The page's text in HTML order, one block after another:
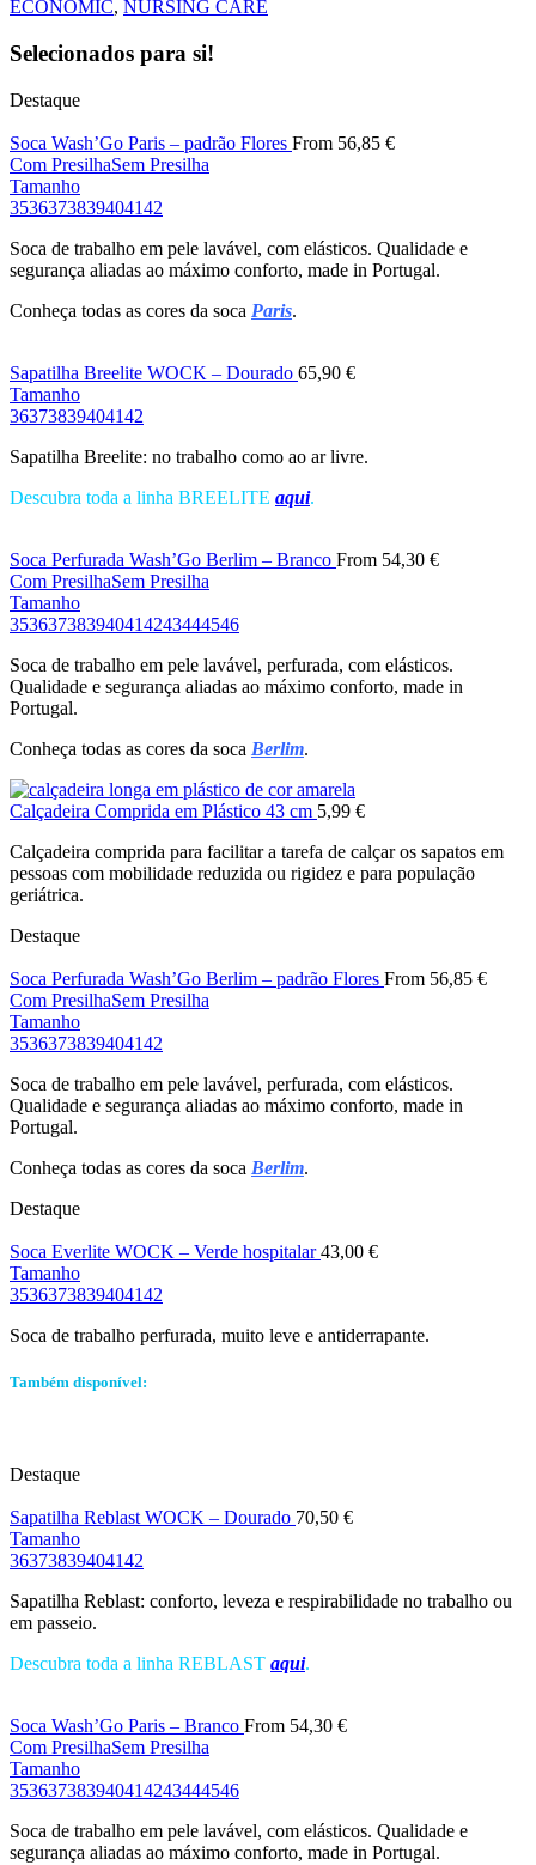
ECONOMIC, NURSING CARE
Selecionados para si!
Destaque
Soca Wash’Go Paris – padrão Flores From 56,85 €
Com PresilhaSem Presilha
Tamanho
3536373839404142
Soca de trabalho em pele lavável, com elásticos. Qualidade e
segurança aliadas ao máximo conforto, made in Portugal.
Conheça todas as cores da soca Paris.
Sapatilha Breelite WOCK – Dourado 65,90 €
Tamanho
36373839404142
Sapatilha Breelite: no trabalho como ao ar livre.
Descubra toda a linha BREELITE aqui.
Soca Perfurada Wash’Go Berlim – Branco From 54,30 €
Com PresilhaSem Presilha
Tamanho
353637383940414243444546
Soca de trabalho em pele lavável, perfurada, com elásticos.
Qualidade e segurança aliadas ao máximo conforto, made in
Portugal.
Conheça todas as cores da soca Berlim.
Calçadeira Comprida em Plástico 43 cm 5,99 €
Calçadeira comprida para facilitar a tarefa de calçar os sapatos em
pessoas com mobilidade reduzida ou rigidez e para população
geriátrica.
Destaque
Soca Perfurada Wash’Go Berlim – padrão Flores From 56,85 €
Com PresilhaSem Presilha
Tamanho
3536373839404142
Soca de trabalho em pele lavável, perfurada, com elásticos.
Qualidade e segurança aliadas ao máximo conforto, made in
Portugal.
Conheça todas as cores da soca Berlim.
Destaque
Soca Everlite WOCK – Verde hospitalar43,00 €
Tamanho
3536373839404142
Soca de trabalho perfurada, muito leve e antiderrapante.
Também disponível:
Destaque
Sapatilha Reblast WOCK – Dourado 70,50 €
Tamanho
36373839404142
Sapatilha Reblast: conforto, leveza e respirabilidade no trabalho ou
em passeio.
Descubra toda a linha REBLAST aqui.
Soca Wash’Go Paris – Branco From 54,30 €
Com PresilhaSem Presilha
Tamanho
353637383940414243444546
Soca de trabalho em pele lavável, com elásticos. Qualidade e
segurança aliadas ao máximo conforto, made in Portugal.